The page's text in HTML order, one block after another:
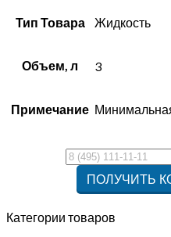
Тип Товара Жидкость
Объем, л 3
Примечание
Категории товаров